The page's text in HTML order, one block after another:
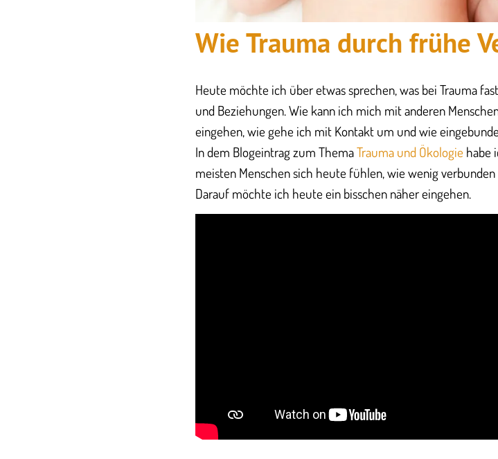
​Wie Trauma durch frühe
Heute möchte ich über etwas sprechen, was bei Trauma
und Beziehungen. Wie kann ich mich mit anderen
eingehen, wie gehe ich mit Kontakt um und wie
In dem Blogeintrag zum ThemaTrauma und Ökologie habe
meisten Menschen sich heute fühlen, wie wenig
Darauf möchte ich heute ein bisschen näher eingehen.